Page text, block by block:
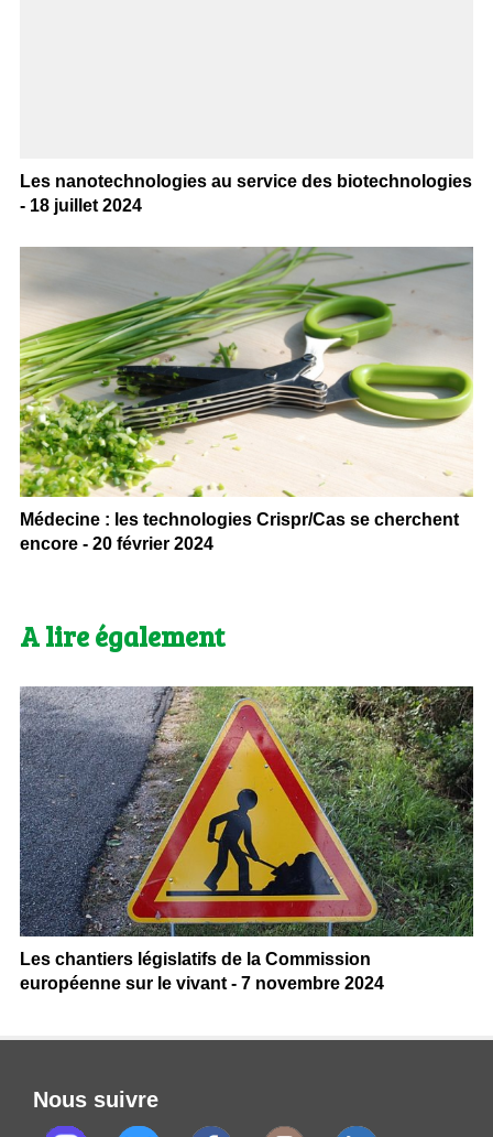
Les nanotechnologies au service des biotechnologies
- 18 juillet 2024
Médecine : les technologies Crispr/Cas se cherchent
encore - 20 février 2024
A lire également
Les chantiers législatifs de la Commission
européenne sur le vivant - 7 novembre 2024
Nous suivre